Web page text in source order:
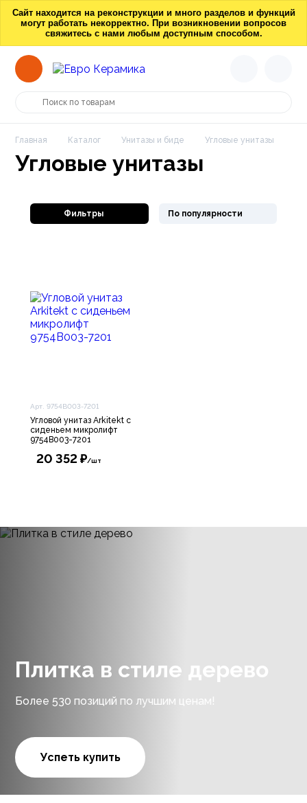
Сайт находится на реконструкции и много разделов и функций
могут работать некорректно. При возникновении вопросов
свяжитесь с нами любым доступным способом.
Главная Каталог Унитазы и биде Угловые унитазы
Угловые унитазы
Фильтры По популярности
Арт. 9754B003-7201
Угловой унитаз Arkitekt с
сиденьем микролифт
9754B003-7201
20 352 ₽/шт
Плитка в стиле дерево
Успеть купить
Более 530 позиций по лучшим ценам!